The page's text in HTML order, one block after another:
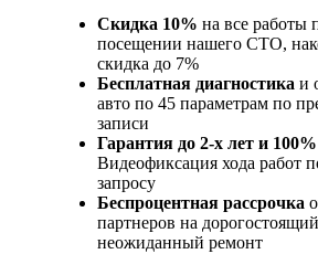
Скидка 10% на все работы
посещении нашего СТО,
скидка до 7%
Бесплатная диагностика и
авто по 45 параметрам по
записи
Гарантия до 2-х лет и
Видеофиксация хода работ
запросу
Беспроцентная рассрочка
партнеров на
неожиданный ремонт